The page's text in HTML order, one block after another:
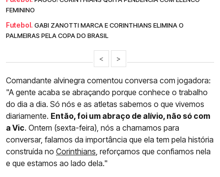
FEMININO
Futebol. GABI ZANOTTI MARCA E CORINTHIANS ELIMINA O
PALMEIRAS PELA COPA DO BRASIL
< >
Comandante alvinegra comentou conversa com jogadora:
"A gente acaba se abraçando porque conhece o trabalho
do dia a dia. Só nós e as atletas sabemos o que vivemos
diariamente. Então, foi um abraço de alívio, não só com
a Vic. Ontem (sexta-feira), nós a chamamos para
conversar, falamos da importância que ela tem pela história
construída no Corinthians , reforçamos que confiamos nela
e que estamos ao lado dela."